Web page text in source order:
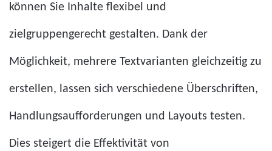
können Sie Inhalte flexibel und
zielgruppengerecht gestalten. Dank der
Möglichkeit, mehrere Textvarianten gleichzeitig zu
erstellen, lassen sich verschiedene Überschriften,
Handlungsaufforderungen und Layouts testen.
Dies steigert die Effektivität von